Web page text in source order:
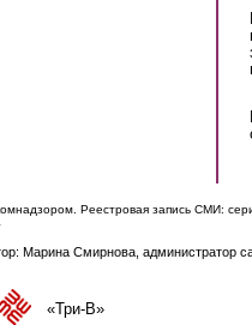
Реестровая запись СМИ:
e-mail)
Марина Смирнова, администратор
external)«Три-В»